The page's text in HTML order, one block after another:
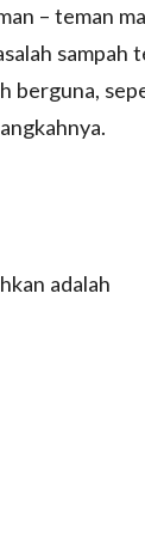
– teman
berguna,
adalah